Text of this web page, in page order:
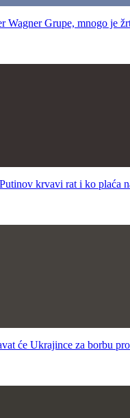
Grupe, mnogo je
krvavi rat i ko plaća
će Ukrajince za borbu